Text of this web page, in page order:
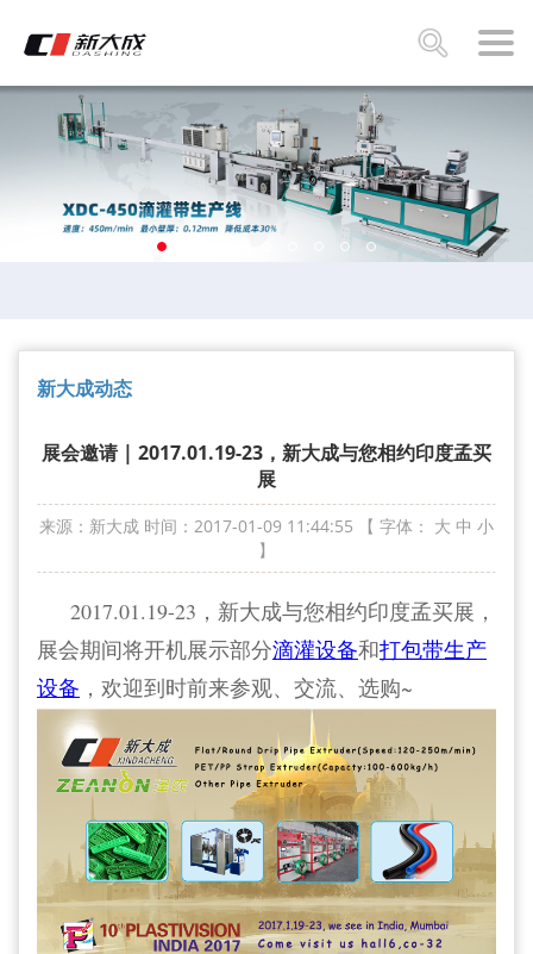
新大成动态
展会邀请 | 2017.01.19-23，新大成与您相约印度孟买
展
来源：新大成 时间：2017-01-09 11:44:55 【 字体： 大 中 小
】
2017.01.19-23，新大成与您相约印度孟买展，
展会期间将开机展示部分滴灌设备和打包带生产
设备 ，欢迎到时前来参观、交流、选购~